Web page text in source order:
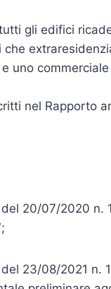
gli edifici
uno
nel Rapporto
20/07/2020 n.
23/08/2021 n.